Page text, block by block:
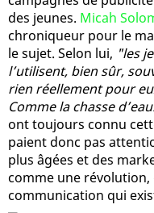
des jeunes. Micah
chroniqueur pour le
le sujet. Selon lui, "les
l’utilisent, bien sûr,
rien réellement pour
Comme la chasse
ont toujours connu
paient donc pas
plus âgées et des
comme une
communication qui